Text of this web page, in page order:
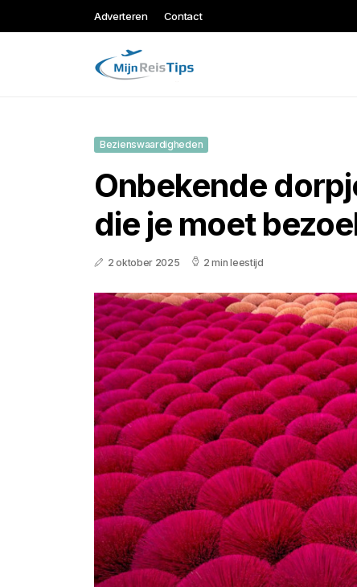
Adverteren Contact
Bezienswaardigheden
Onbekende
die je moet
2 oktober 2025 2 min leestijd